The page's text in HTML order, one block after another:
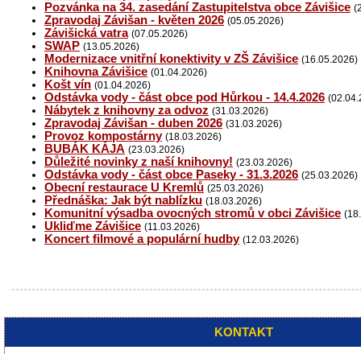
Pozvánka na 34. zasedání Zastupitelstva obce Závišice
Zpravodaj Závišan - květen 2026 (05.05.2026)
Závišická vatra (07.05.2026)
SWAP (13.05.2026)
Modernizace vnitřní konektivity v ZŠ Závišice (16.05.2026)
Knihovna Závišice (01.04.2026)
Košt vín (01.04.2026)
Odstávka vody - část obce pod Hůrkou - 14.4.2026
Nábytek z knihovny za odvoz (31.03.2026)
Zpravodaj Závišan - duben 2026 (31.03.2026)
Provoz kompostárny (18.03.2026)
BUBÁK KÁJA (23.03.2026)
Důležité novinky z naší knihovny! (23.03.2026)
Odstávka vody - část obce Paseky - 31.3.2026 (25.03.2026)
Obecní restaurace U Kremlů (25.03.2026)
Přednáška: Jak být nablízku (18.03.2026)
Komunitní výsadba ovocných stromů v obci Závišice
Ukliďme Závišice (11.03.2026)
Koncert filmové a populární hudby (12.03.2026)
KONTAKT